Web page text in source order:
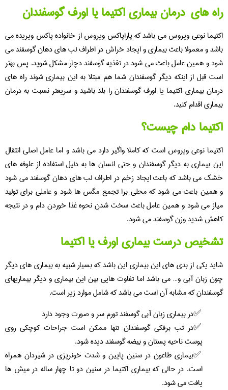
راه های درمان بیماری اکتیما یا اورف گوسفندان
اکتیما نوعی ویروس می باشد که پاراپاکس ویروس از خانواده پاکس ویریده می
باشد و معمولا باعث بیماری و ایجاد خراش در اطراف لب های دهان گوسفند می
شود و همین عامل باعث می شود در تغذیه گوسفند دچار مشکل شوید. پس بهتر
است قبل از اینکه دیگر گوسفندان شما هم مبتلا به این بیماری شوند راه های
درمان بیماری اکتیما یا اورف گوسفندان را بلد باشید و سریعتر نسبت به درمان
بیماری اقدام کنید.
اکتیما دام چیست؟
اکتیما نوعی ویروس است که کاملا واگیر دارد می باشد و اما عامل اصلی انتقال
این بیماری به دیگر گوسفندان و حتی انسان ها به دلیل استفاده از علوفه های
خشک می باشد که باعث ایجاد زخم در اطراف لب های دهان گوسفند می شود
و همین باعث می شود که محلی برا تجمع مگس ها شود و عاملی برای تولید
میاز می شود و همین عامل باعث سخت شدن نحوه غذا خوردن دام و در نتیجه
کاهش شدید وزن گوسفند می شود.
تشخیص درست بیماری اورف یا اکتیما
شاید یکی از بدی های این بیماری این باشد که بسیار شبیه به بیماری های دیگر
چون زبان آبی و… می باشد اما تفاوت هایی بین این بیماری و دیگر بیماریهای
گوسفندان که مشابه آن است می باشد که شامل موارد زیر است.
در بیماری زبان آبی گوسفند تورم سر و صورت وجود دارد
در تب برفکی گوسفندان تنها ممکن است جراحات کوچکی روی
پوست ناحیه پستان و بیضه گوسفند دیده شود.
بیماری طاعون در سنین پایین و شدت خونریزی در شیردان همراه
است. در حالی که بیماری اکتیما در سنین دو تا چهار ساله در میش ها
یافت می شود.